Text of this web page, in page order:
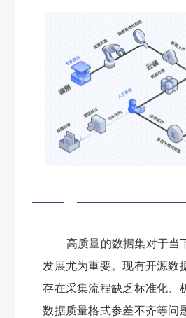
高质量的数据集对于当
发展尤为重要。现有开源数
存在采集流程缺乏标准化、
数据质量格式参差不齐等问